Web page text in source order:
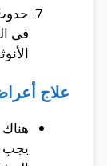
فى
علاج
يجب